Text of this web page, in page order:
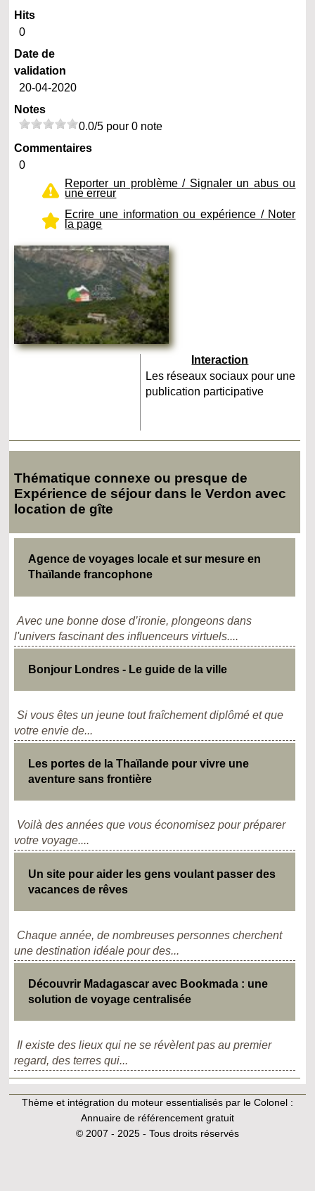
Hits
0
Date de
validation
20-04-2020
Notes
0.0/5 pour 0 note
Commentaires
0
Reporter un problème / Signaler un abus ou
une erreur
Ecrire une information ou expérience / Noter
la page
Interaction
Les réseaux sociaux pour une
publication participative
Thématique connexe ou presque de
Expérience de séjour dans le Verdon avec
location de gîte
Agence de voyages locale et sur mesure en
Thaïlande francophone
Avec une bonne dose d’ironie, plongeons dans
l'univers fascinant des influenceurs virtuels....
Bonjour Londres - Le guide de la ville
Si vous êtes un jeune tout fraîchement diplômé et que
votre envie de...
Les portes de la Thaïlande pour vivre une
aventure sans frontière
Voilà des années que vous économisez pour préparer
votre voyage....
Un site pour aider les gens voulant passer des
vacances de rêves
Chaque année, de nombreuses personnes cherchent
une destination idéale pour des...
Découvrir Madagascar avec Bookmada : une
solution de voyage centralisée
Il existe des lieux qui ne se révèlent pas au premier
regard, des terres qui...
Thème et intégration du moteur essentialisés par le Colonel :
Annuaire de référencement gratuit
© 2007 - 2025 - Tous droits réservés